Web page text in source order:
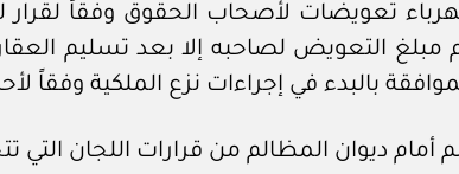
تعويضات لأصحاب الحقوق وفقاً لقرار
مبلغ التعويض لصاحبه إلا بعد تسليم
بالبدء في إجراءات نزع الملكية وفقاً
من قرارات اللجان التي تتخذ وفقاً للنظام، خلال (٦٠)